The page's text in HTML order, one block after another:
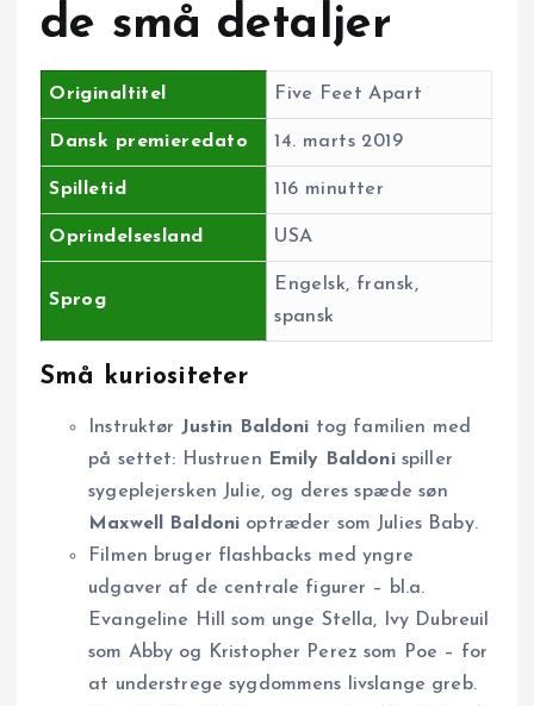
de små detaljer
Originaltitel Five Feet Apart
Dansk premieredato 14. marts 2019
Spilletid 116 minutter
Oprindelsesland USA
Sprog
Engelsk, fransk,
spansk
Små kuriositeter
Instruktør Justin Baldoni tog familien med
på settet: Hustruen Emily Baldonispiller
sygeplejersken Julie, og deres spæde søn
Maxwell Baldoni optræder som Julies Baby.
Filmen bruger flashbacks med yngre
udgaver af de centrale figurer – bl.a.
Evangeline Hill som unge Stella, Ivy Dubreuil
som Abby og Kristopher Perez som Poe – for
at understrege sygdommens livslange greb.